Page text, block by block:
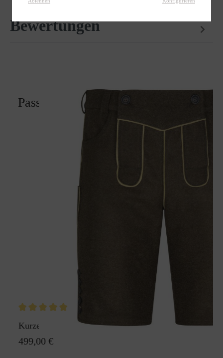
Bewertungen
Passt perfekt zu
Kurze Lodenhose Die Lodane
499,00 €